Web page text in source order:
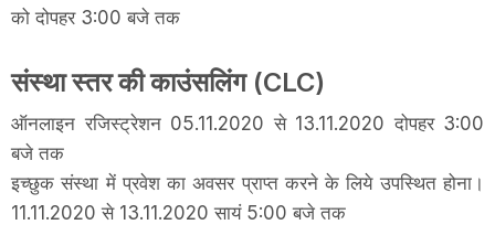
को दोपहर 3:00 बजे तक
संस्था स्तर की काउंसलिंग (CLC)
ऑनलाइन रजिस्ट्रेशन 05.11.2020 से 13.11.2020 दोपहर 3:00
बजे तक
इच्छुक संस्था में प्रवेश का अवसर प्राप्त करने के लिये उपस्थित होना।
11.11.2020 से 13.11.2020 सायं 5:00 बजे तक